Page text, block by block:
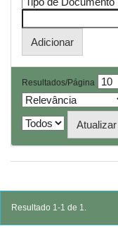
Resultados/Página
Resultado 1-1 de 1.